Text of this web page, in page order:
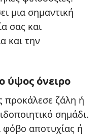
μια σημαντική
σας και
και την
ύψος όνειρο
προκάλεσε ζάλη ή
σημάδι.
φόβο αποτυχίας ή